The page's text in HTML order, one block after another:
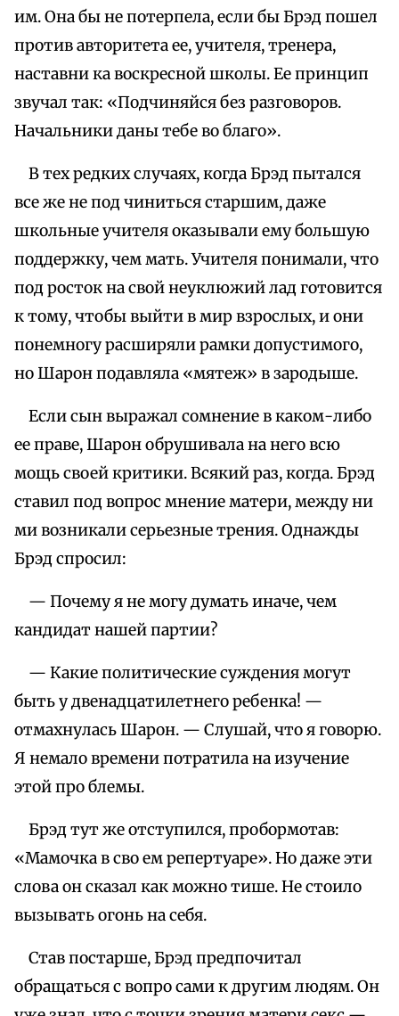
им. Она бы не потерпела, если бы Брэд пошел
против авторитета ее, учителя, тренера,
наставни ка воскресной школы. Ее принцип
звучал так: «Подчиняйся без разговоров.
Начальники даны тебе во благо».
В тех редких случаях, когда Брэд пытался
все же не под чиниться старшим, даже
школьные учителя оказывали ему большую
поддержку, чем мать. Учителя понимали, что
под росток на свой неуклюжий лад готовится
к тому, чтобы выйти в мир взрослых, и они
понемногу расширяли рамки допустимого,
но Шарон подавляла «мятеж» в зародыше.
Если сын выражал сомнение в каком-либо
ее праве, Шарон обрушивала на него всю
мощь своей критики. Всякий раз, когда. Брэд
ставил под вопрос мнение матери, между ни
ми возникали серьезные трения. Однажды
Брэд спросил:
— Почему я не могу думать иначе, чем
кандидат нашей партии?
— Какие политические суждения могут
быть у двенадцатилетнего ребенка! —
отмахнулась Шарон. — Слушай, что я говорю.
Я немало времени потратила на изучение
этой про блемы.
Брэд тут же отступился, пробормотав:
«Мамочка в сво ем репертуаре». Но даже эти
слова он сказал как можно тише. Не стоило
вызывать огонь на себя.
Став постарше, Брэд предпочитал
обращаться с вопро сами к другим людям. Он